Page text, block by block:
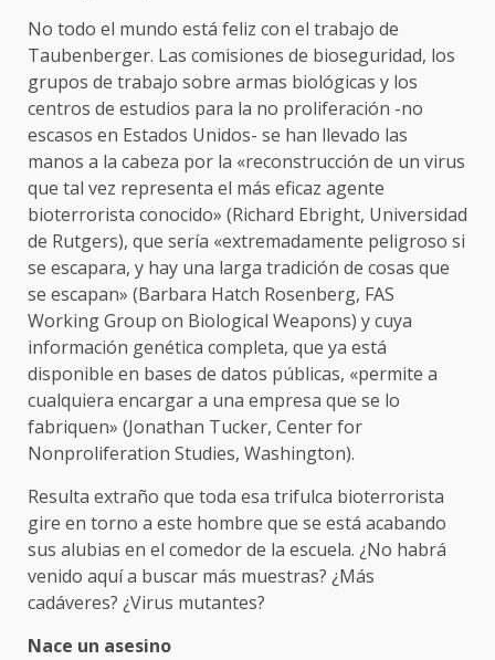
No todo el mundo está feliz con el trabajo de
Taubenberger. Las comisiones de bioseguridad, los
grupos de trabajo sobre armas biológicas y los
centros de estudios para la no proliferación -no
escasos en Estados Unidos- se han llevado las
manos a la cabeza por la «reconstrucción de un virus
que tal vez representa el más eficaz agente
bioterrorista conocido» (Richard Ebright, Universidad
de Rutgers), que sería «extremadamente peligroso si
se escapara, y hay una larga tradición de cosas que
se escapan» (Barbara Hatch Rosenberg, FAS
Working Group on Biological Weapons) y cuya
información genética completa, que ya está
disponible en bases de datos públicas, «permite a
cualquiera encargar a una empresa que se lo
fabriquen» (Jonathan Tucker, Center for
Nonproliferation Studies, Washington).
Resulta extraño que toda esa trifulca bioterrorista
gire en torno a este hombre que se está acabando
sus alubias en el comedor de la escuela. ¿No habrá
venido aquí a buscar más muestras? ¿Más
cadáveres? ¿Virus mutantes?
Nace un asesino